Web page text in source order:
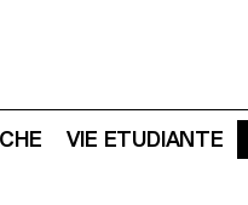
VIE ETUDIANTE